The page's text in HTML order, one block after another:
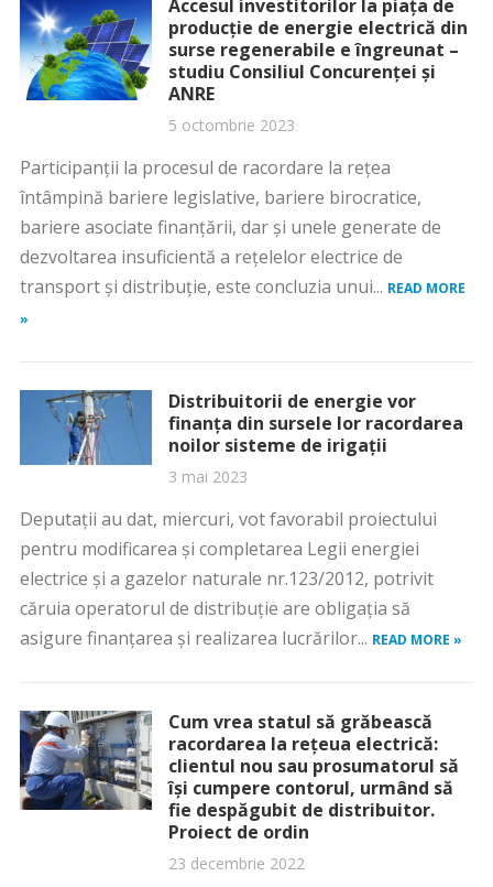
Accesul investitorilor la piața de
producție de energie electrică din
surse regenerabile e îngreunat –
studiu Consiliul Concurenței și
ANRE
5 octombrie 2023
Participanții la procesul de racordare la rețea
întâmpină bariere legislative, bariere birocratice,
bariere asociate finanțării, dar și unele generate de
dezvoltarea insuficientă a rețelelor electrice de
transport și distribuție, este concluzia unui... READ MORE
»
Distribuitorii de energie vor
finanța din sursele lor racordarea
noilor sisteme de irigații
3 mai 2023
Deputaţii au dat, miercuri, vot favorabil proiectului
pentru modificarea şi completarea Legii energiei
electrice şi a gazelor naturale nr.123/2012, potrivit
căruia operatorul de distribuţie are obligaţia să
asigure finanţarea şi realizarea lucrărilor... READ MORE »
Cum vrea statul să grăbească
racordarea la rețeua electrică:
clientul nou sau prosumatorul să
își cumpere contorul, urmând să
fie despăgubit de distribuitor.
Proiect de ordin
23 decembrie 2022